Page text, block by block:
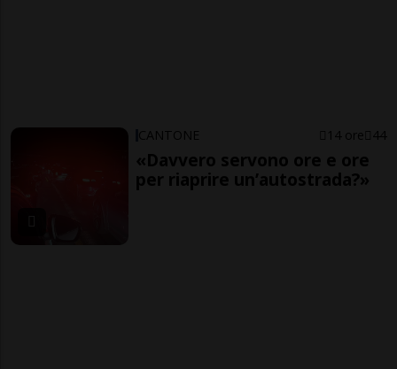
CANTONE 14 ore 44
«Davvero servono ore e ore
per riaprire un’autostrada?»